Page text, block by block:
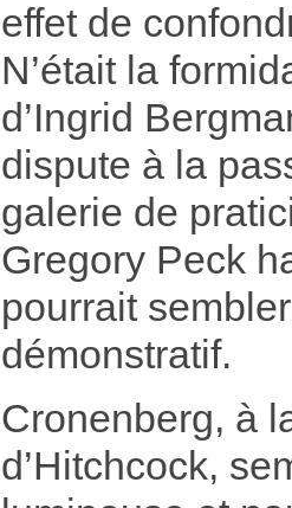
effet de
N’était la
d’Ingrid
dispute à la
galerie de
Gregory Peck
pourrait
démonstratif.
Cronenberg, à
d’Hitchcock,